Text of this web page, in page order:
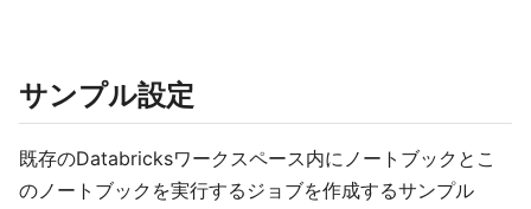
サンプル設定
既存のDatabricksワークスペース内にノートブックとこ
のノートブックを実行するジョブを作成するサンプル